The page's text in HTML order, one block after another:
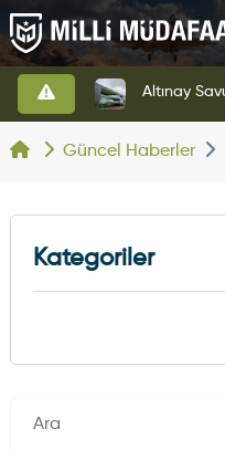
Güncel Haberler
Kategoriler